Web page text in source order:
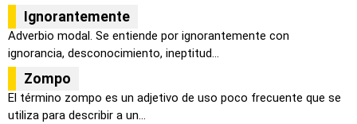
Ignorantemente
Adverbio modal. Se entiende por ignorantemente con
ignorancia, desconocimiento, ineptitud...
Zompo
El término zompo es un adjetivo de uso poco frecuente que se
utiliza para describir a un...